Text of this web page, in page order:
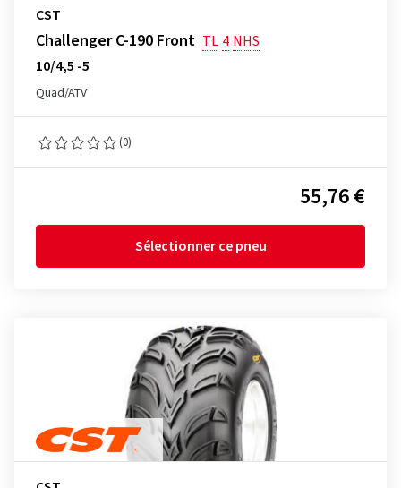
CST
Challenger C-190 Front TL 4 NHS
10/4,5 -5
Quad/ATV
(0)
55,76 €
Sélectionner ce pneu